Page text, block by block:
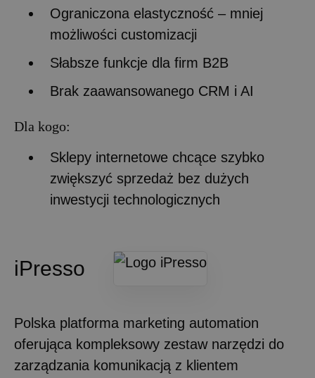
Ograniczona elastyczność – mniej
możliwości customizacji
Słabsze funkcje dla firm B2B
Brak zaawansowanego CRM i AI
Dla kogo:
Sklepy internetowe chcące szybko
zwiększyć sprzedaż bez dużych
inwestycji technologicznych
iPresso
Polska platforma marketing automation
oferująca kompleksowy zestaw narzędzi do
zarządzania komunikacją z klientem